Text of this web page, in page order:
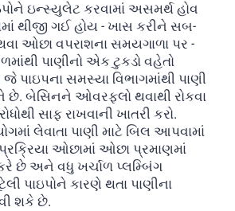
ઇન્સ્યુલેટ કરવામાં અસમર્થ હોવ
થીજી ગઈ હોય - ખાસ કરીને સબ-
ઓછા વપરાશના સમયગાળા પર -
પાણીનો એક ટુકડો વહેતો
જે પાઇપના સમસ્યા વિભાગમાંથી પાણી
છે. બેસિનને ઓવરફ્લો થવાથી રોકવા
સાફ રાખવાની ખાતરી કરો.
લેવાતા પાણી માટે બિલ આપવામાં
ઓછામાં ઓછા પ્રમાણમાં
છે અને વધુ ખર્ચાળ પ્લમ્બિંગ
પાઇપોને કારણે થતા પાણીના
શકે છે.